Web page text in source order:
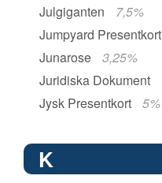
Julgiganten
7,5%
Jumpyard Presentkort
Junarose
3,25%
Juridiska Dokument
Jysk Presentkort
5%
K